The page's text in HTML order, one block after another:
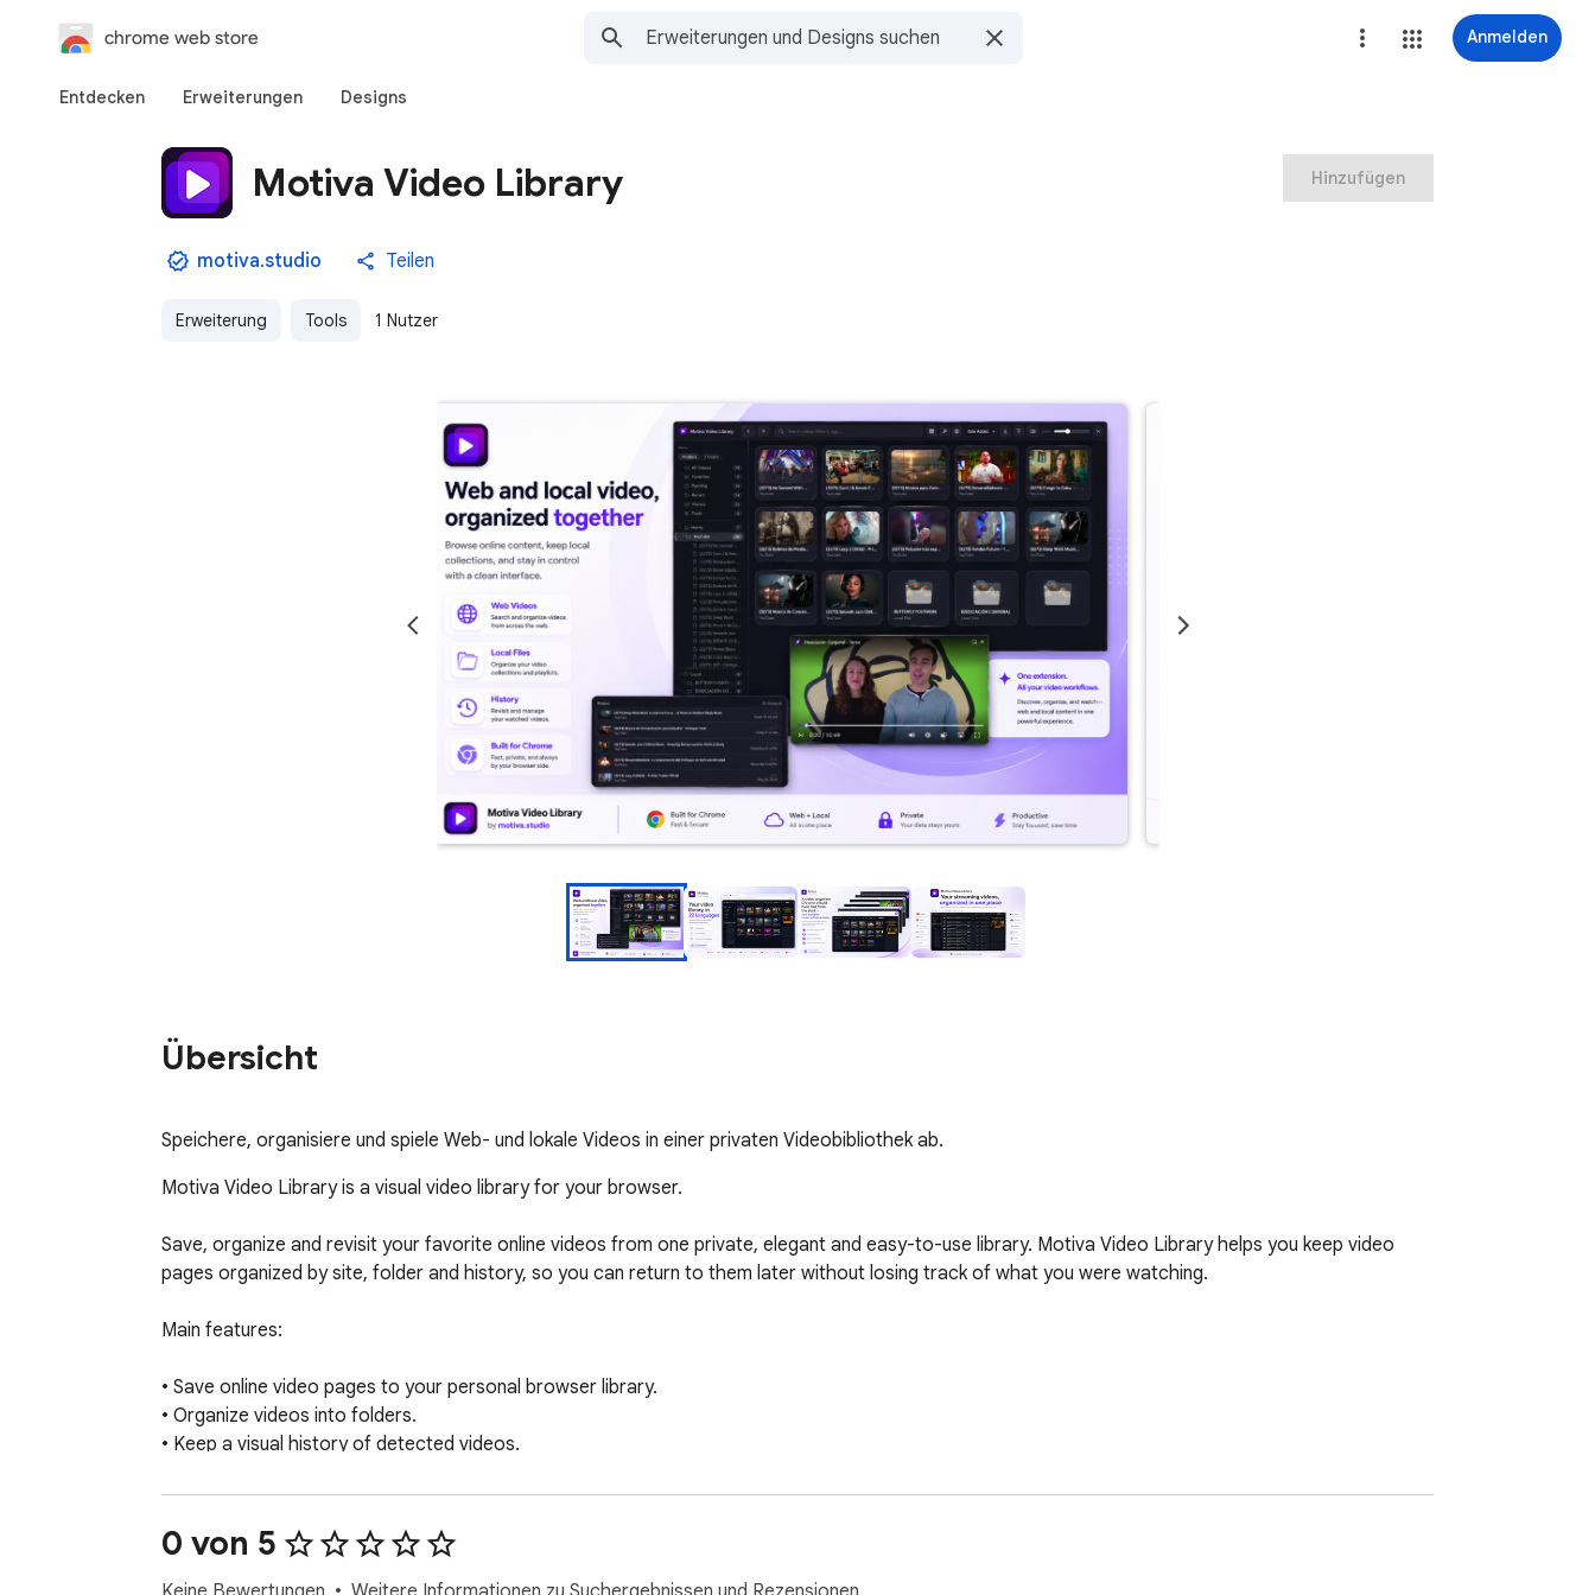
chrome web store Anmelden
Entdecken Erweiterungen Designs
Motiva Video Library
motiva.studio Teilen
Erweiterung Tools 1 Nutzer
Hinzufügen
Übersicht
Speichere, organisiere und spiele Web- und lokale Videos in einer privaten Videobibliothek ab.
Motiva Video Library is a visual video library for your browser.
Save, organize and revisit your favorite online videos from one private, elegant and easy-to-use library. Motiva Video Library helps you keep video
pages organized by site, folder and history, so you can return to them later without losing track of what you were watching.
Main features:
• Save online video pages to your personal browser library.
• Organize videos into folders.
• Keep a visual history of detected videos.
• Use a floating video control bar on compatible pages.
• Control playback speed.
• Use video tools such as mirror mode, fullscreen helpers and focus tools where supported.
• Import and play local video files.
0 von 5